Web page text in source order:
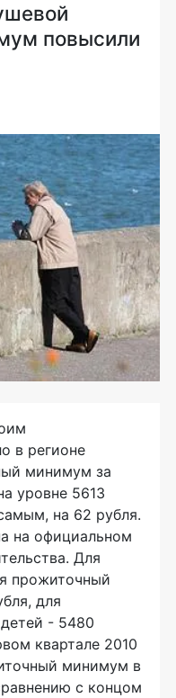
повысили
в регионе
минимум за
уровне 5613
на 62 рубля.
на официальном
Для
прожиточный
для
- 5480
квартале 2010
минимум в
с концом